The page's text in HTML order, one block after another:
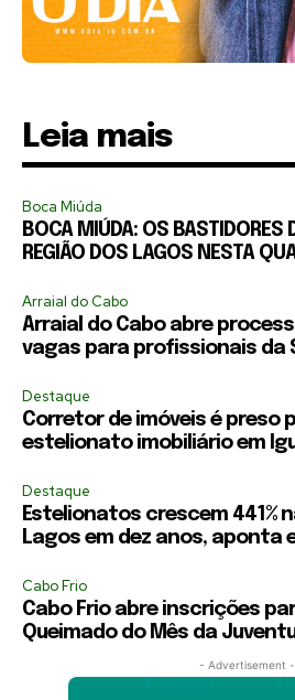
Leia mais
Boca Miúda
BOCA MIÚDA: OS BASTIDORES
REGIÃO DOS LAGOS NESTA
Arraial do Cabo
Arraial do Cabo abre
vagas para profissionais da
Destaque
Corretor de imóveis é preso
estelionato imobiliário em
Destaque
Estelionatos crescem 441%
Lagos em dez anos, aponta
Cabo Frio
Cabo Frio abre inscrições
Queimado do Mês da
- Advertisement -